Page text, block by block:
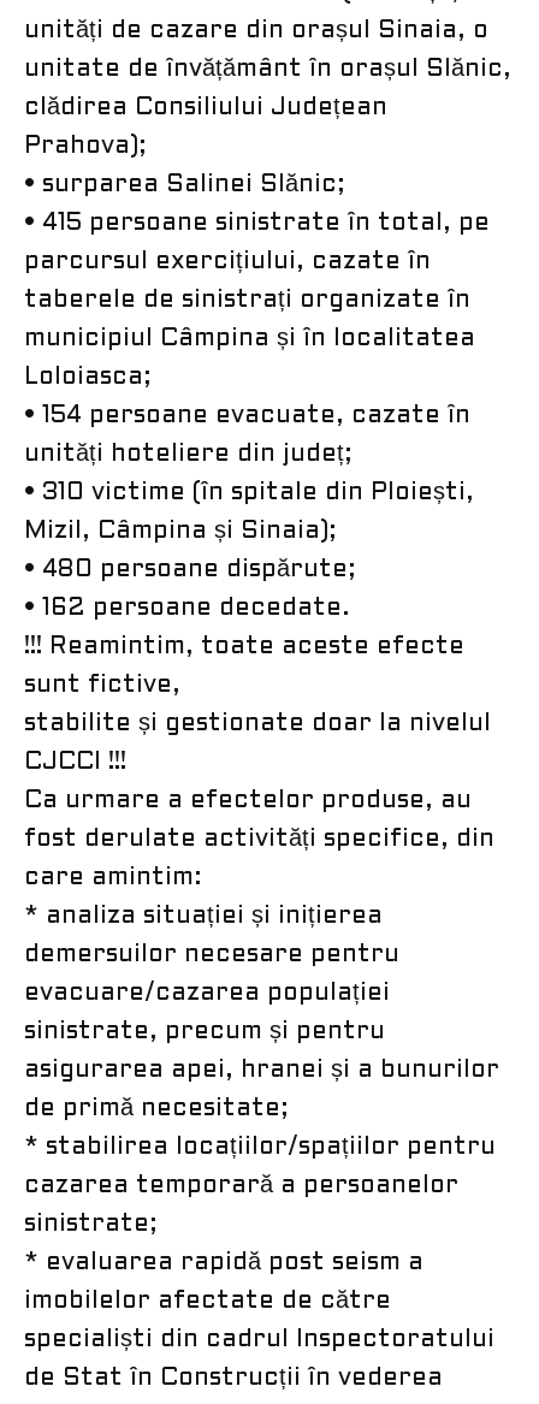
unități de cazare din orașul Sinaia, o
unitate de învățământ în orașul Slănic,
clădirea Consiliului Județean
Prahova);
• surparea Salinei Slănic;
• 415 persoane sinistrate în total, pe
parcursul exercițiului, cazate în
taberele de sinistrați organizate în
municipiul Câmpina și în localitatea
Loloiasca;
• 154 persoane evacuate, cazate în
unități hoteliere din județ;
• 310 victime (în spitale din Ploiești,
Mizil, Câmpina și Sinaia);
• 480 persoane dispărute;
• 162 persoane decedate.
!!! Reamintim, toate aceste efecte
sunt fictive,
stabilite și gestionate doar la nivelul
CJCCI !!!
Ca urmare a efectelor produse, au
fost derulate activități specifice, din
care amintim:
* analiza situației și inițierea
demersuilor necesare pentru
evacuare/cazarea populației
sinistrate, precum și pentru
asigurarea apei, hranei și a bunurilor
de primă necesitate;
* stabilirea locațiilor/spațiilor pentru
cazarea temporară a persoanelor
sinistrate;
* evaluarea rapidă post seism a
imobilelor afectate de către
specialiști din cadrul Inspectoratului
de Stat în Construcții în vederea